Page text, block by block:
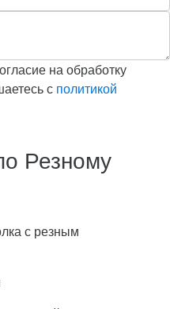
на обработку
с политикой
Резному
с резным